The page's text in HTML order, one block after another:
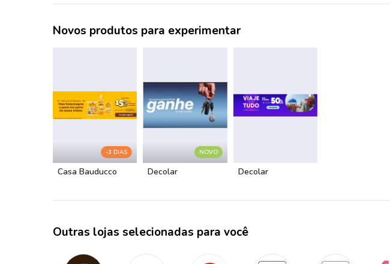
Novos produtos para experimentar
-3 DIAS
Casa Bauducco
NOVO
Decolar Decolar
Outras lojas selecionadas para você